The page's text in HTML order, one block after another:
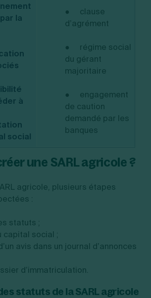
la
à
social
● clause
d’agrément
● régime social
du gérant
majoritaire
● engagement
de caution
demandé par les
banques
une SARL agricole ?
agricole, plusieurs étapes
:
statuts ;
capital social ;
avis dans un journal d’annonces
d’immatriculation.
statuts de la SARL agricole